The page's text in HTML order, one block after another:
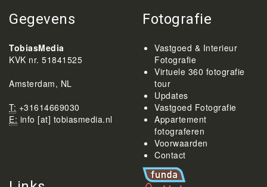
Gegevens
TobiasMedia
KVK nr. 51841525
Amsterdam, NL
T: +31614669030
E: info [at] tobiasmedia.nl
Fotografie
Vastgoed & Interieur
Fotografie
Virtuele 360 fotografie
tour
Updates
Vastgoed Fotografie
Appartement
fotograferen
Voorwaarden
Contact